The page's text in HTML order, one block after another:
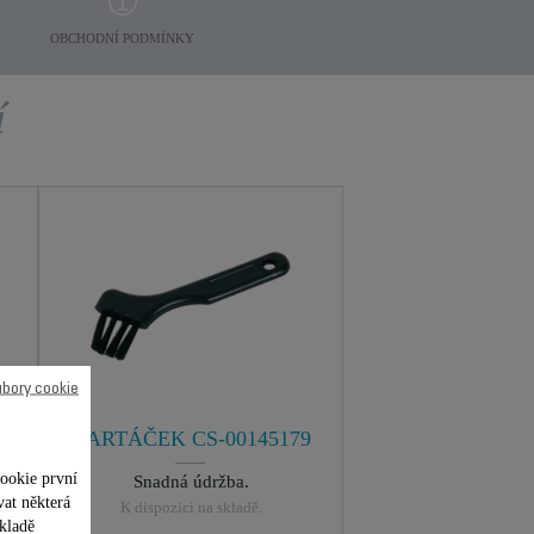
OBCHODNÍ PODMÍNKY
KARTÁČEK CS-00145179
Snadná údržba.
K dispozici na skladě.
první
některá
cookie